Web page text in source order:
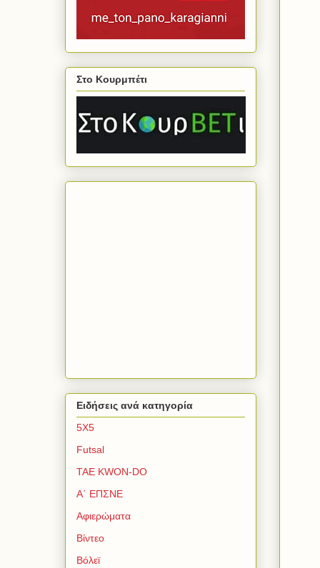
Στο Κουρμπέτι
Ειδήσεις ανά κατηγορία
5Χ5
Futsal
TAE KWON-DO
Α΄ ΕΠΣΝΕ
Αφιερώματα
Βίντεο
Βόλεϊ